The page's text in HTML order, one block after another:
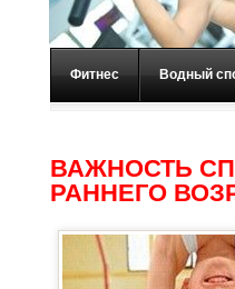
Фитнес Водный
ВАЖНОСТЬ
РАННЕГО